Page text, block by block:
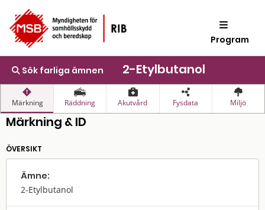
Program
Sök farliga ämnen 2-Etylbutanol
Märkning Räddning Akutvård Fysdata Miljö
Märkning & ID
ÖVERSIKT
Ämne:
2-Etylbutanol